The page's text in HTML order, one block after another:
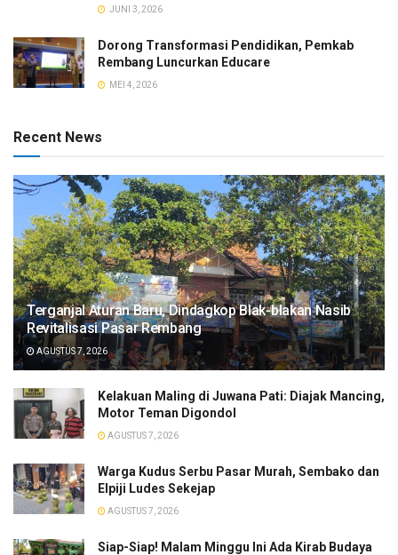
JUNI 3, 2026
Dorong Transformasi Pendidikan, Pemkab
Rembang Luncurkan Educare
MEI 4, 2026
Recent News
Terganjal Aturan Baru, Dindagkop Blak-blakan Nasib
Revitalisasi Pasar Rembang
AGUSTUS 7, 2026
Kelakuan Maling di Juwana Pati: Diajak Mancing,
Motor Teman Digondol
AGUSTUS 7, 2026
Warga Kudus Serbu Pasar Murah, Sembako dan
Elpiji Ludes Sekejap
AGUSTUS 7, 2026
Siap-Siap! Malam Minggu Ini Ada Kirab Budaya